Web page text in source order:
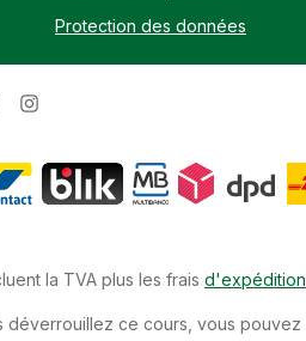
Protection des données
la TVA plus les frais d'expédition
ce cours, vous